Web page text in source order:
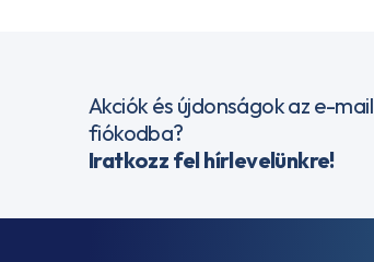
Akciók és újdonságok az e-mail
fiókodba?
Iratkozz fel hírlevelünkre!